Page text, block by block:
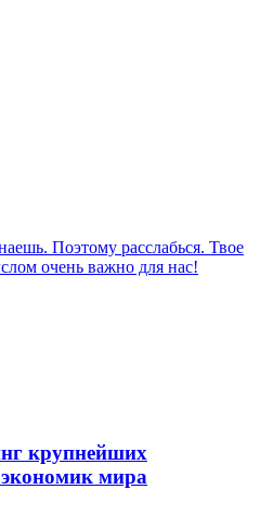
Поэтому расслабься. Твое
очень важно для нас!
крупнейших
экономик мира